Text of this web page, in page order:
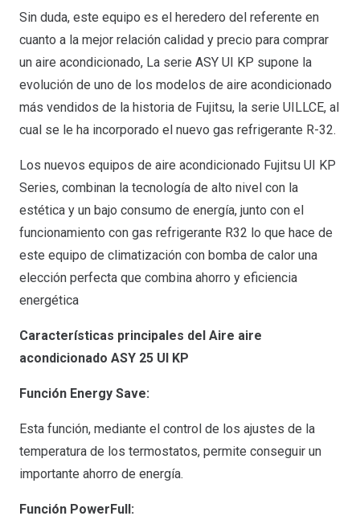
Sin duda, este equipo es el heredero del referente en
cuanto a la mejor relación calidad y precio para comprar
un aire acondicionado, La serie ASY UI KP supone la
evolución de uno de los modelos de aire acondicionado
más vendidos de la historia de Fujitsu, la serie UILLCE, al
cual se le ha incorporado el nuevo gas refrigerante R-32.
Los nuevos equipos de aire acondicionado Fujitsu UI KP
Series, combinan la tecnología de alto nivel con la
estética y un bajo consumo de energía, junto con el
funcionamiento con gas refrigerante R32 lo que hace de
este equipo de climatización con bomba de calor una
elección perfecta que combina ahorro y eficiencia
energética
Características principales del Aire aire
acondicionado ASY 25 UI KP
Función Energy Save:
Esta función, mediante el control de los ajustes de la
temperatura de los termostatos, permite conseguir un
importante ahorro de energía.
Función PowerFull: